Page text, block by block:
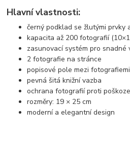
Hlavní vlastnosti:
černý podklad se žlutými prvky
kapacita až 200 fotografií
zasunovací systém pro snadné
2 fotografie na stránce
popisové pole mezi fotografiemi
pevná šitá knižní vazba
ochrana fotografií proti
rozměry: 19 × 25 cm
moderní a elegantní design